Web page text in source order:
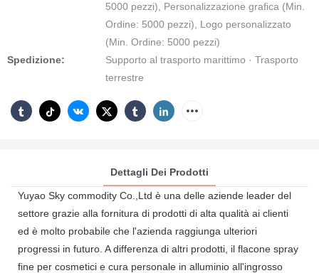
5000 pezzi), Personalizzazione grafica (Min.
Ordine: 5000 pezzi), Logo personalizzato
(Min. Ordine: 5000 pezzi)
Spedizione:
Supporto al trasporto marittimo · Trasporto
terrestre
Dettagli Dei Prodotti
Yuyao Sky commodity Co.,Ltd è una delle aziende leader del
settore grazie alla fornitura di prodotti di alta qualità ai clienti
ed è molto probabile che l'azienda raggiunga ulteriori
progressi in futuro. A differenza di altri prodotti, il flacone spray
fine per cosmetici e cura personale in alluminio all'ingrosso